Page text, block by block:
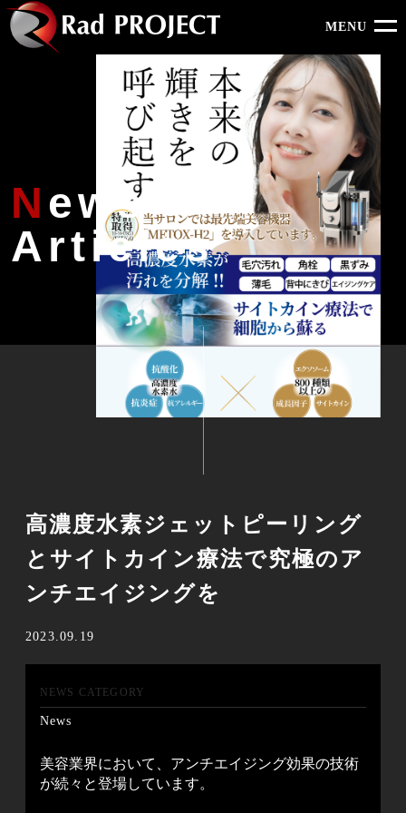
MENU
News
Articles
高濃度水素ジェットピーリング
とサイトカイン療法で究極のア
ンチエイジングを
2023.09.19
NEWS CATEGORY
News
美容業界において、アンチエイジング効果の技術
が続々と登場しています。